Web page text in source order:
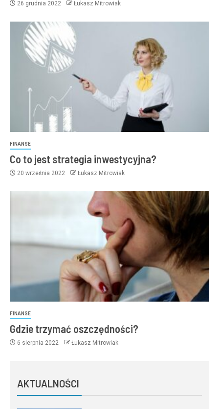
26 grudnia 2022 Łukasz Mitrowiak
FINANSE
Co to jest strategia inwestycyjna?
20 września 2022 Łukasz Mitrowiak
FINANSE
Gdzie trzymać oszczędności?
6 sierpnia 2022 Łukasz Mitrowiak
AKTUALNOŚCI